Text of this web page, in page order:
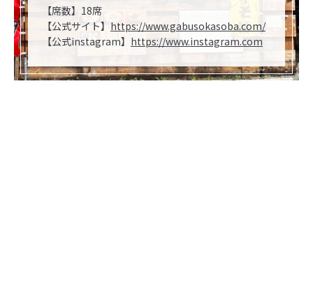
【席数】18席
【公式サイト】 https://www.gabusokasoba.com/
【公式instagram】 https://www.instagram.com